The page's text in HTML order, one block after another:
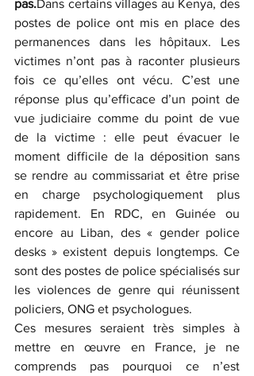
pas.Dans certains villages au Kenya, des
postes de police ont mis en place des
permanences dans les hôpitaux. Les
victimes n’ont pas à raconter plusieurs
fois ce qu’elles ont vécu. C’est une
réponse plus qu’efficace d’un point de
vue judiciaire comme du point de vue
de la victime : elle peut évacuer le
moment difficile de la déposition sans
se rendre au commissariat et être prise
en charge psychologiquement plus
rapidement. En RDC, en Guinée ou
encore au Liban, des « gender police
desks » existent depuis longtemps. Ce
sont des postes de police spécialisés sur
les violences de genre qui réunissent
policiers, ONG et psychologues.
Ces mesures seraient très simples à
mettre en œuvre en France, je ne
comprends pas pourquoi ce n’est